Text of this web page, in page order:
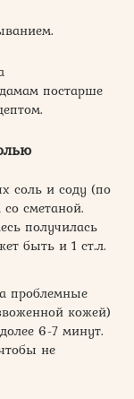
постарше
соль и соду (по
сметаной.
получилась
быть и 1 ст.л.
проблемные
кожей)
6-7 минут.
не